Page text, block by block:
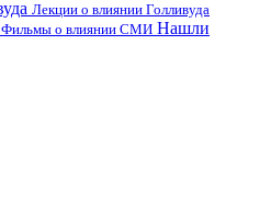
Лекции о влиянии Голливуда
Фильмы о влиянии СМИ Нашли